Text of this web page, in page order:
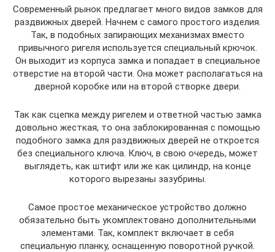
Современный рынок предлагает много видов замков для
раздвижных дверей. Начнем с самого простого изделия.
Так, в подобных запирающих механизмах вместо
привычного ригеля используется специальный крючок.
Он выходит из корпуса замка и попадает в специальное
отверстие на второй части. Она может располагаться на
дверной коробке или на второй створке двери.
Так как сцепка между ригелем и ответной частью замка
довольно жесткая, то она заблокированная с помощью
подобного замка для раздвижных дверей не откроется
без специального ключа. Ключ, в свою очередь, может
выглядеть, как штифт или же как цилиндр, на конце
которого вырезаны зазубрины.
Самое простое механическое устройство должно
обязательно быть укомплектовано дополнительными
элементами. Так, комплект включает в себя
специальную планку, оснащенную поворотной ручкой.